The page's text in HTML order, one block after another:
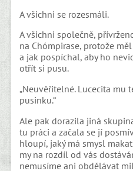
A všichni se rozesmáli.
A všichni společně,
na Chómpirase, protože
a jak pospíchal, aby ho
otřít si pusu.
„Neuvěřitelné. Lucecita mu
pusinku.“
Ale pak dorazila jiná
tu práci a začala se jí
hloupí, jaký má smysl
my na rozdíl od vás
nemusíme ani obdělávat